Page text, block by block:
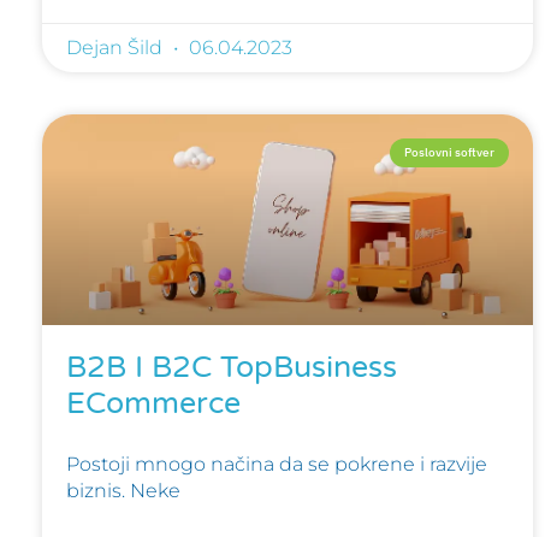
Dejan Šild 06.04.2023
Poslovni softver
B2B I B2C TopBusiness
ECommerce
Postoji mnogo načina da se pokrene i razvije
biznis. Neke